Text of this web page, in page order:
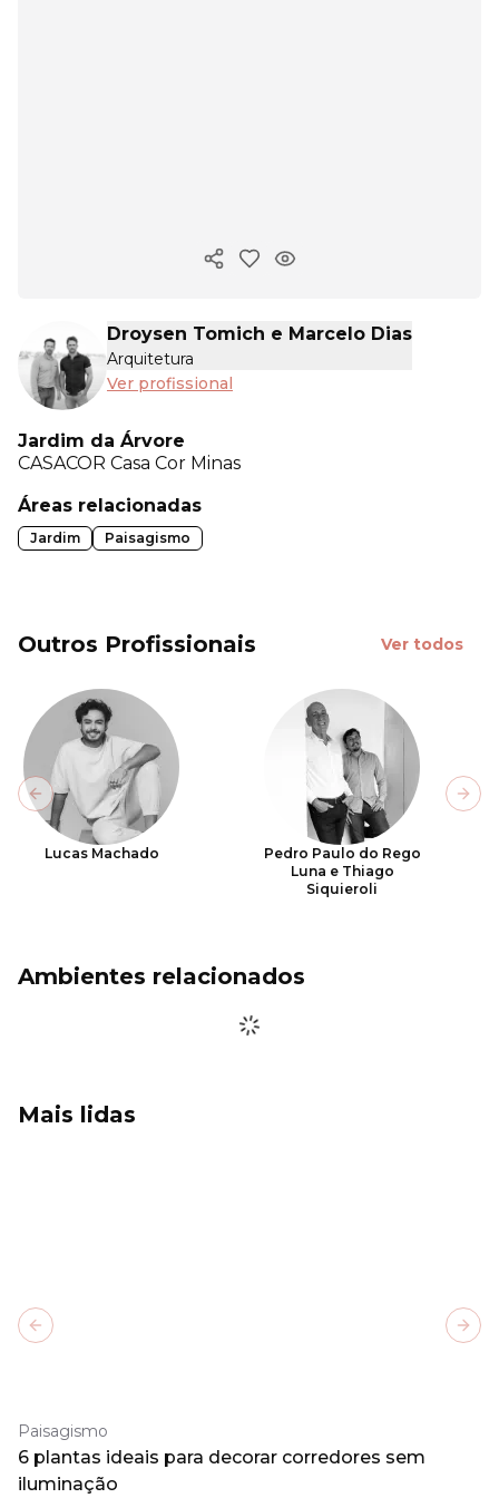
Copiar link
Droysen Tomich e Marcelo Dias
Arquitetura
Ver profissional
Jardim da Árvore
CASACOR Casa Cor Minas
Áreas relacionadas
Jardim Paisagismo
Outros Profissionais Ver todos
Lucas Machado
Pedro Paulo do Rego
Luna e Thiago
Siquieroli
Previous slide
Ambientes relacionados
Mais lidas
Paisagismo
6 plantas ideais para decorar corredores sem
iluminação
Previous slide